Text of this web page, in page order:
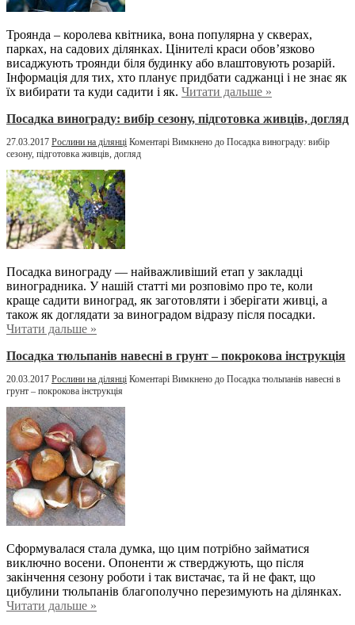
Троянда – королева квітника, вона популярна у скверах,
парках, на садових ділянках. Цінителі краси обов’язково
висаджують троянди біля будинку або влаштовують розарій.
Інформація для тих, хто планує придбати саджанці і не знає як
їх вибирати та куди садити і як. Читати дальше »
Посадка винограду: вибір сезону, підготовка живців, догляд
27.03.2017 Рослини на ділянці Коментарі Вимкнено до Посадка винограду: вибір
сезону, підготовка живців, догляд
Посадка винограду — найважливіший етап у закладці
виноградника. У нашій статті ми розповімо про те, коли
краще садити виноград, як заготовляти і зберігати живці, а
також як доглядати за виноградом відразу після посадки.
Читати дальше »
Посадка тюльпанів навесні в грунт – покрокова інструкція
20.03.2017 Рослини на ділянці Коментарі Вимкнено до Посадка тюльпанів навесні в
грунт – покрокова інструкція
Сформувалася стала думка, що цим потрібно займатися
виключно восени. Опоненти ж стверджують, що після
закінчення сезону роботи і так вистачає, та й не факт, що
цибулини тюльпанів благополучно перезимують на ділянках.
Читати дальше »